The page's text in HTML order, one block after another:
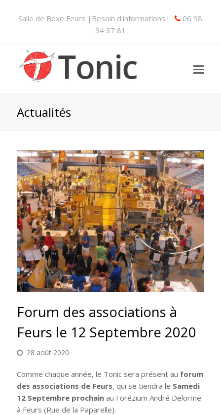
Salle de Boxe Feurs |Besoin d'informations !
06 98
94 37 81
Actualités
Forum des associations à
Feurs le 12 Septembre 2020
28 août 2020
Comme chaque année, le Tonic sera présent au forum
des associations de Feurs, qui se tiendra le Samedi
12 Septembre prochainau Forézium André Delorme
à Feurs (Rue de la Paparelle).